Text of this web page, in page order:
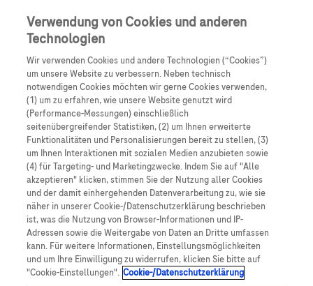
Skip to main content 0
Produkte Artikel
Es tut uns leid, aber es gibt keine Ergebnisse für:
Über Roche
Impressum
Rechtliche Hinweise
Datenschutz
Verwendung von Cookies und anderen
Technologien
Wir verwenden Cookies und andere Technologien (“Cookies”)
um unsere Website zu verbessern. Neben technisch
notwendigen Cookies möchten wir gerne Cookies verwenden,
(1) um zu erfahren, wie unsere Website genutzt wird
(Performance-Messungen) einschließlich
seitenübergreifender Statistiken, (2) um Ihnen erweiterte
Funktionalitäten und Personalisierungen bereit zu stellen, (3)
um Ihnen Interaktionen mit sozialen Medien anzubieten sowie
(4) für Targeting- und Marketingzwecke. Indem Sie auf "Alle
akzeptieren" klicken, stimmen Sie der Nutzung aller Cookies
und der damit einhergehenden Datenverarbeitung zu, wie sie
näher in unserer Cookie-/Datenschutzerklärung beschrieben
ist, was die Nutzung von Browser-Informationen und IP-
Adressen sowie die Weitergabe von Daten an Dritte umfassen
kann. Für weitere Informationen, Einstellungsmöglichkeiten
und um Ihre Einwilligung zu widerrufen, klicken Sie bitte auf
"Cookie-Einstellungen". Cookie-/Datenschutzerklärung